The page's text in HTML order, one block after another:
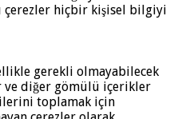
hiçbir kişisel bilgiyi
gerekli olmayabilecek
ve diğer gömülü içerikler
toplamak için